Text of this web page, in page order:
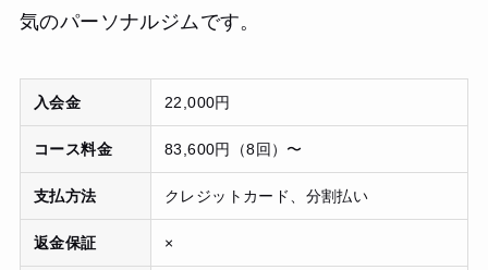
気のパーソナルジムです。
入会金 22,000円
コース料金 83,600円（8回）〜
支払方法 クレジットカード、分割払い
返金保証 ×